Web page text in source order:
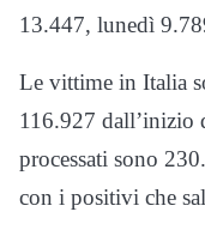
13.447, lunedì
Le vittime in Italia
116.927 dall’inizio
processati sono
con i positivi che